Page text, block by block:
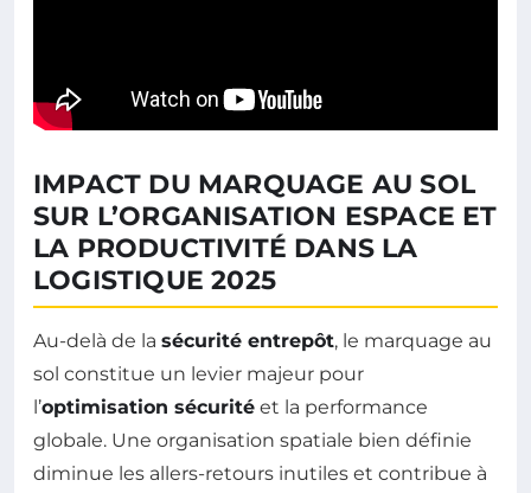
IMPACT DU MARQUAGE AU SOL
SUR L’ORGANISATION ESPACE ET
LA PRODUCTIVITÉ DANS LA
LOGISTIQUE 2025
Au-delà de la sécurité entrepôt, le marquage au
sol constitue un levier majeur pour
l’optimisation sécurité et la performance
globale. Une organisation spatiale bien définie
diminue les allers-retours inutiles et contribue à